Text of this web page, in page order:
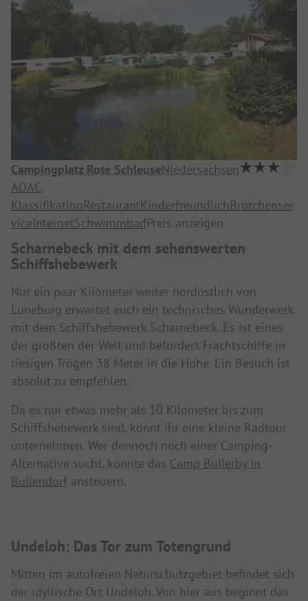
Campingplatz Rote SchleuseNiedersachsen
ADAC
KlassifikationRestaurantKinderfreundlichBrötchenser
viceInternetSchwimmbadPreis anzeigen
Scharnebeck mit dem sehenswerten
Schiffshebewerk
Nur ein paar Kilometer weiter nordöstlich von
Lüneburg erwartet euch ein technisches Wunderwerk
mit dem Schiffshebewerk Scharnebeck. Es ist eines
der größten der Welt und befördert Frachtschiffe in
riesigen Trögen 38 Meter in die Höhe. Ein Besuch ist
absolut zu empfehlen.
Da es nur etwas mehr als 10 Kilometer bis zum
Schiffshebewerk sind, könnt ihr eine kleine Radtour
unternehmen. Wer dennoch noch einer Camping-
Alternative sucht, könnte das Camp Bullerby in
Bullendorf ansteuern.
Undeloh: Das Tor zum Totengrund
Mitten im autofreien Naturschutzgebiet befindet sich
der idyllische Ort Undeloh. Von hier aus beginnt das